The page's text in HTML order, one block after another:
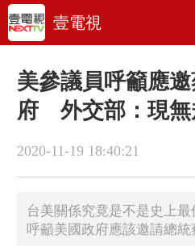
壹電視
美參議員呼籲應
府 外交部：現無
2020-11-19 18:40:21
台美關係究竟是不是史上
呼籲美國政府應該邀請總統